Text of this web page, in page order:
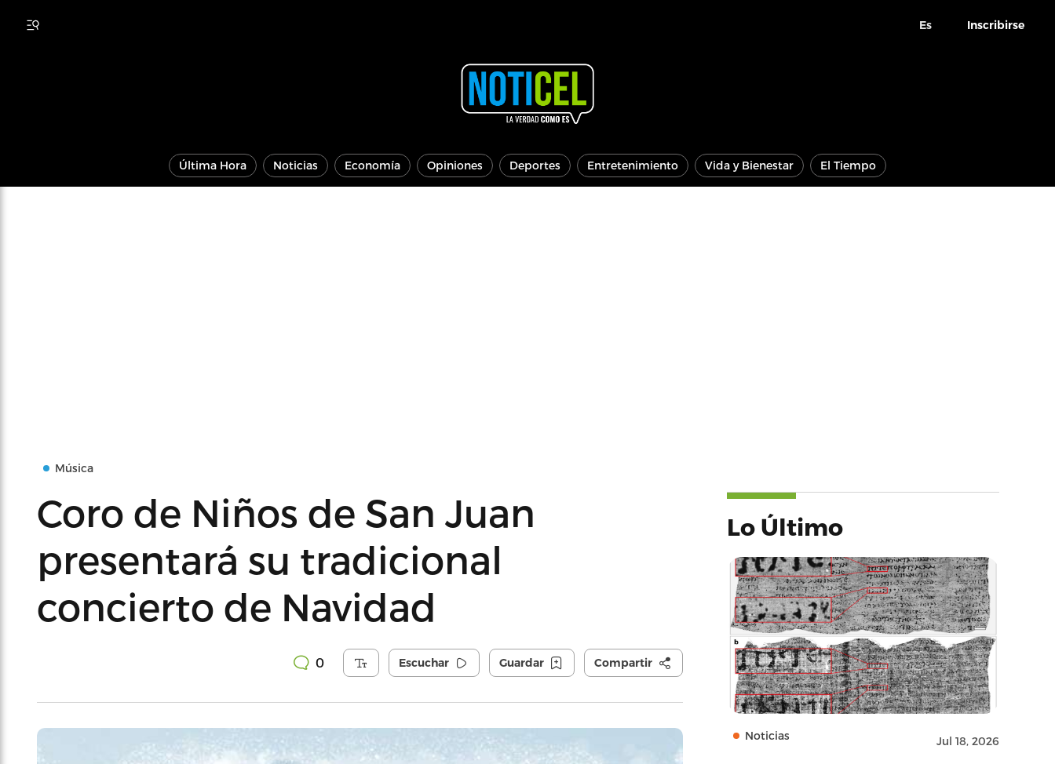
Es Inscribirse
Última Hora Noticias Economía Opiniones Deportes Entretenimiento Vida y Bienestar El Tiempo
Música
Coro de Niños de San Juan
presentará su tradicional
concierto de Navidad
0 Escuchar Guardar Compartir
Lo Último
Noticias Jul 18, 2026